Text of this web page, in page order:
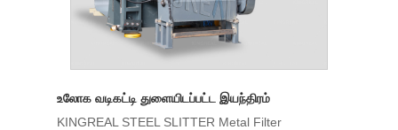
உலோக வடிகட்டி துளையிடப்பட்ட இயந்திரம்
KINGREAL STEEL SLITTER Metal Filter